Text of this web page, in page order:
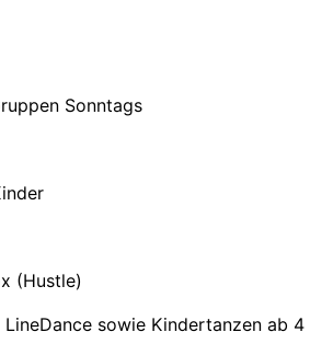
Sonntags
(Hustle)
sowie Kindertanzen ab 4